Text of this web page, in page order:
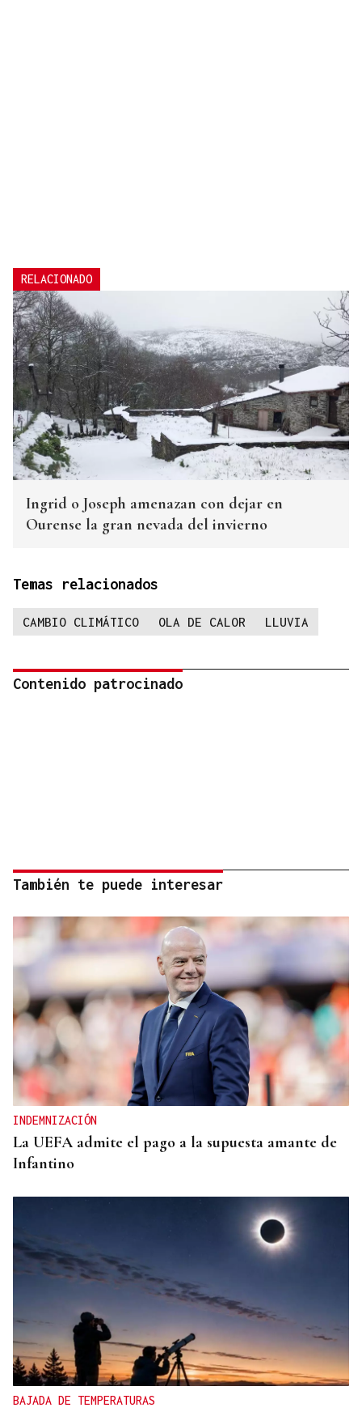
RELACIONADO
Ingrid o Joseph amenazan con dejar en
Ourense la gran nevada del invierno
Temas relacionados
CAMBIO CLIMÁTICO OLA DE CALOR LLUVIA
Contenido patrocinado
También te puede interesar
INDEMNIZACIÓN
La UEFA admite el pago a la supuesta amante de
Infantino
BAJADA DE TEMPERATURAS